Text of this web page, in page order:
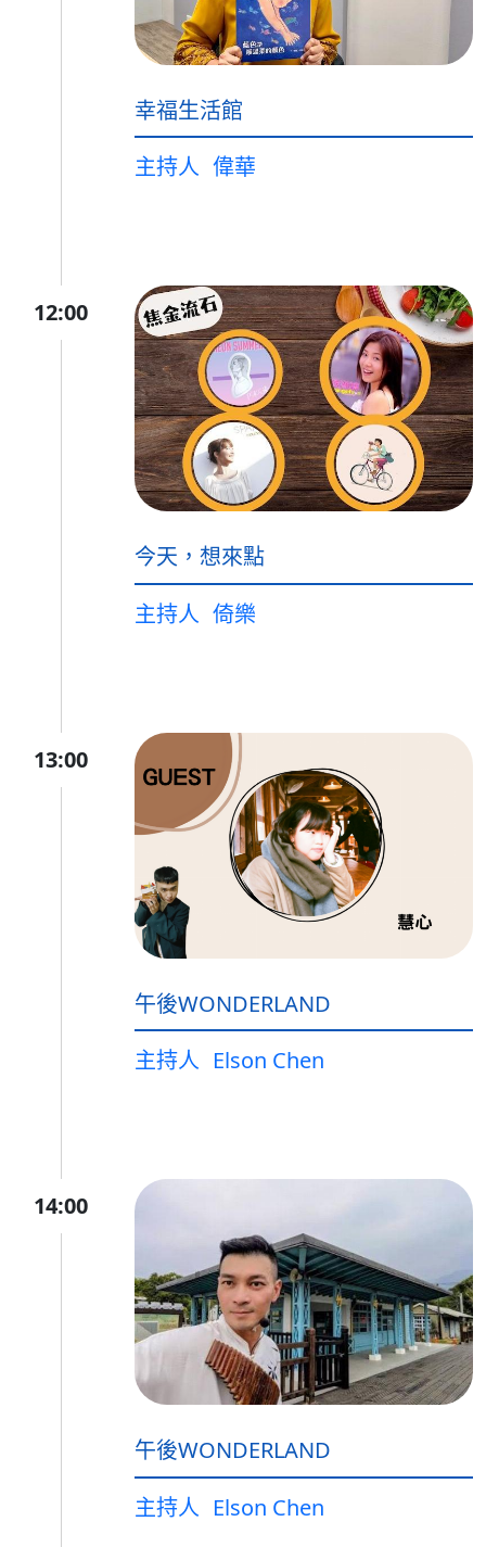
幸福生活館
主持人 偉華
12:00
今天，想來點
主持人 倚樂
13:00
午後WONDERLAND
主持人 Elson Chen
14:00
午後WONDERLAND
主持人 Elson Chen